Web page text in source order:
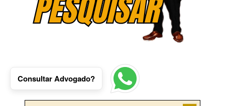
Consultar Advogado?